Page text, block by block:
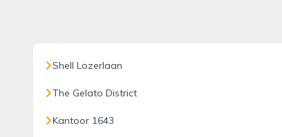
Shell Lozerlaan
The Gelato District
Kantoor 1643